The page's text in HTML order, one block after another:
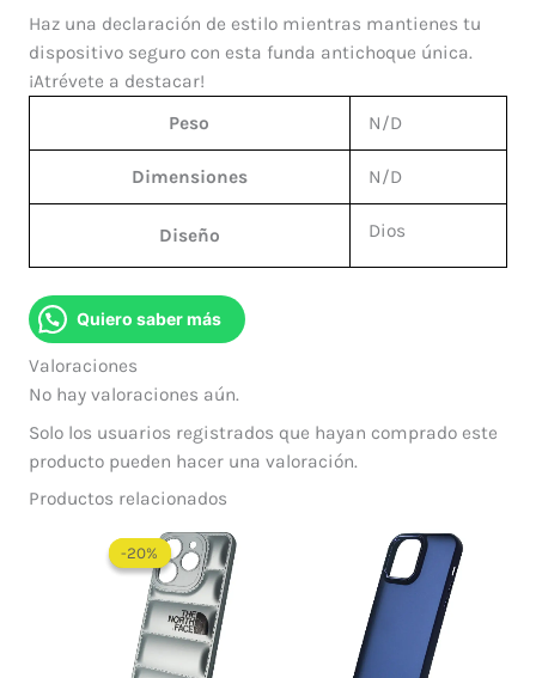
Haz una declaración de estilo mientras mantienes tu
dispositivo seguro con esta funda antichoque única.
¡Atrévete a destacar!
Peso
N/D
Dimensiones N/D
Diseño Dios
Quiero saber más
Valoraciones
No hay valoraciones aún.
Solo los usuarios registrados que hayan comprado este
producto pueden hacer una valoración.
Productos relacionados
-20%
-20%
precio
original
era:
$ 60.000.